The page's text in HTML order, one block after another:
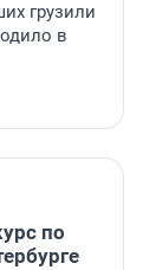
грузили
в
по